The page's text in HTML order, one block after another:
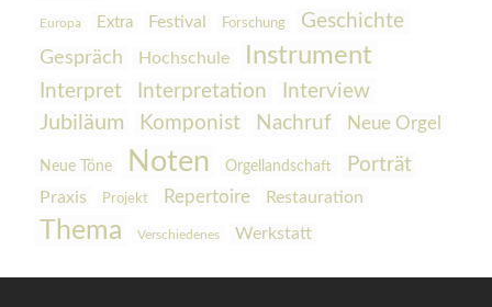
Europa Extra Festival Forschung Geschichte
Gespräch Hochschule Instrument
Interpret Interpretation
Interview
Jubiläum
Komponist Nachruf Neue Orgel
Neue Töne Noten Orgellandschaft Porträt
Praxis Projekt Repertoire Restauration
Thema Verschiedenes Werkstatt